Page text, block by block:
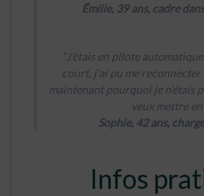
Émilie, 39 ans, cadre
“J’étais en pilote
court, j’ai pu me reconnecter
maintenant pourquoi je n’étais
veux mettre en
Sophie, 42 ans,
Infos